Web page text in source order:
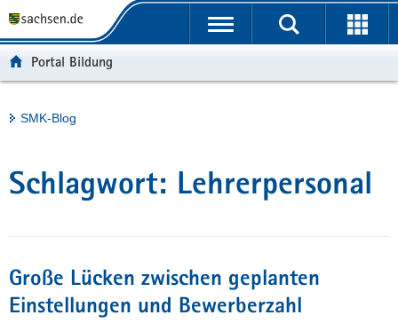
t
e
r
i
f
e
u
h
a
e
v
e
Portalübergreifende
Portal Bildung
Hauptinhalt
SMK-Blog
Schlagwort: Lehrerpersonal
Große Lücken zwischen geplanten
Einstellungen und Bewerberzahl